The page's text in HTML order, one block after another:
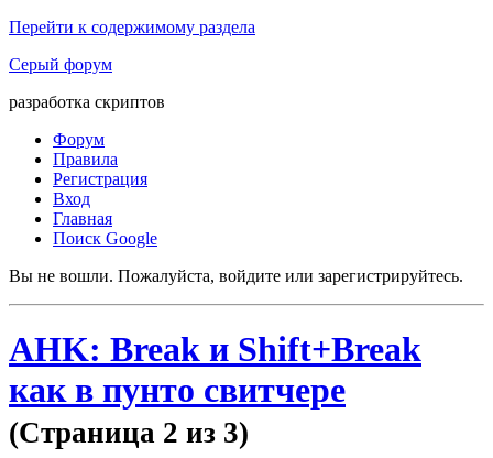
Перейти к содержимому раздела
Серый форум
разработка скриптов
Форум
Правила
Регистрация
Вход
Главная
Поиск Google
Вы не вошли. Пожалуйста, войдите или зарегистрируйтесь.
AHK: Break и Shift+Break
как в пунто свитчере
(Страница 2 из 3)